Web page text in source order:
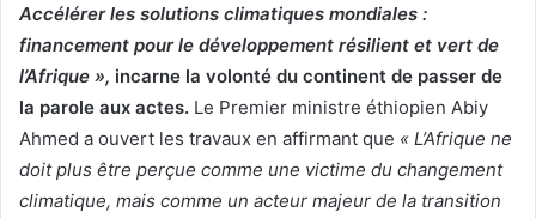
Accélérer les solutions climatiques mondiales :
financement pour le développement résilient et vert de
l’Afrique », incarne la volonté du continent de passer de
la parole aux actes. Le Premier ministre éthiopien Abiy
Ahmed a ouvert les travaux en affirmant que « L’Afrique ne
doit plus être perçue comme une victime du changement
climatique, mais comme un acteur majeur de la transition